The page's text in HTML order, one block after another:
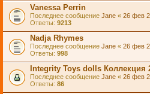
Vanessa Perrin
Последнее сообщение Jane « 26 фев
Ответы: 9213
Nadja Rhymes
Последнее сообщение Jane « 26 фев
Ответы: 998
Integrity Toys dolls Коллекция
Последнее сообщение Jane « 26 фев
Ответы: 86